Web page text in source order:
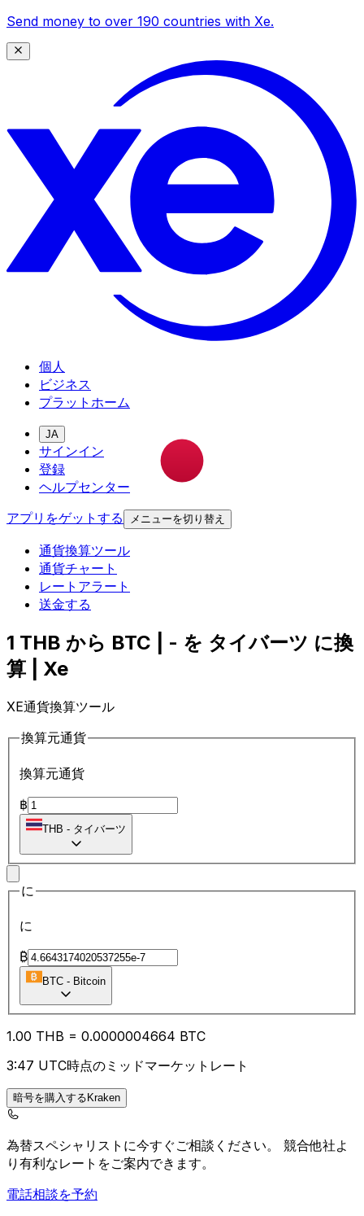
Send money to over 190 countries with Xe.
個人
ビジネス
プラットホーム
JA
サインイン
登録
ヘルプセンター
アプリをゲットする
メニューを切り替え
通貨換算ツール
通貨チャート
レートアラート
送金する
1 THB から BTC | - を タイバーツ に換
算 | Xe
XE通貨換算ツール
換算元通貨
換算元通貨
฿
THB - タイバーツ
に
に
₿
BTC - Bitcoin
1.00 THB = 0.0000004664 BTC
3:47 UTC時点のミッドマーケットレート
暗号を購入するKraken
為替スペシャリストに今すぐご相談ください。 競合他社よ
り有利なレートをご案内できます。
電話相談を予約